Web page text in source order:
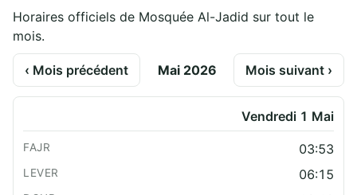
Horaires officiels de Mosquée Al-Jadid sur tout le
mois.
‹ Mois précédent Mai 2026 Mois suivant ›
Vendredi 1 Mai
03:53
06:15